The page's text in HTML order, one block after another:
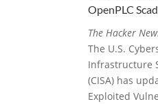
OpenPLC
The Hacker
The U.S.
Infrastructure
(CISA) has
Exploited